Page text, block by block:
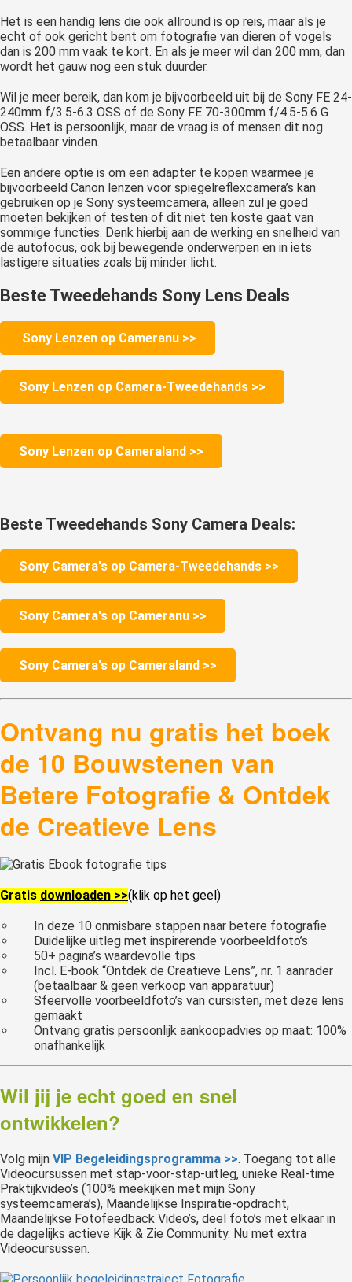
Het is een handig lens die ook allround is op reis, maar als je
echt of ook gericht bent om fotografie van dieren of vogels
dan is 200 mm vaak te kort. En als je meer wil dan 200 mm, dan
wordt het gauw nog een stuk duurder.
Wil je meer bereik, dan kom je bijvoorbeeld uit bij de Sony FE 24-
240mm f/3.5-6.3 OSS of de Sony FE 70-300mm f/4.5-5.6 G
OSS. Het is persoonlijk, maar de vraag is of mensen dit nog
betaalbaar vinden.
Een andere optie is om een adapter te kopen waarmee je
bijvoorbeeld Canon lenzen voor spiegelreflexcamera’s kan
gebruiken op je Sony systeemcamera, alleen zul je goed
moeten bekijken of testen of dit niet ten koste gaat van
sommige functies. Denk hierbij aan de werking en snelheid van
de autofocus, ook bij bewegende onderwerpen en in iets
lastigere situaties zoals bij minder licht.
Beste Tweedehands Sony Lens Deals
Sony Lenzen op Cameranu >>
Sony Lenzen op Camera-Tweedehands >>
Sony Lenzen op Cameraland >>
Beste Tweedehands Sony Camera Deals:
Sony Camera's op Camera-Tweedehands >>
Sony Camera's op Cameranu >>
Sony Camera's op Cameraland >>
Ontvang nu gratis het boek
de 10 Bouwstenen van
Betere Fotografie & Ontdek
de Creatieve Lens
Gratis downloaden >>(klik op het geel)
In deze 10 onmisbare stappen naar betere fotografie
Duidelijke uitleg met inspirerende voorbeeldfoto’s
50+ pagina’s waardevolle tips
Incl. E-book “Ontdek de Creatieve Lens”, nr. 1 aanrader
(betaalbaar & geen verkoop van apparatuur)
Sfeervolle voorbeeldfoto’s van cursisten, met deze lens
gemaakt
Ontvang gratis persoonlijk aankoopadvies op maat: 100%
onafhankelijk
Wil jij je echt goed en snel
ontwikkelen?
Volg mijn VIP Begeleidingsprogramma >>. Toegang tot alle
Videocursussen met stap-voor-stap-uitleg, unieke Real-time
Praktijkvideo’s (100% meekijken met mijn Sony
systeemcamera’s), Maandelijkse Inspiratie-opdracht,
Maandelijkse Fotofeedback Video’s, deel foto’s met elkaar in
de dagelijks actieve Kijk & Zie Community. Nu met extra
Videocursussen.